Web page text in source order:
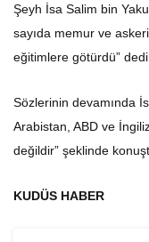
Şeyh İsa Salim bin
sayıda memur ve
eğitimlere götürdü” dedi.
Sözlerinin devamında
Arabistan, ABD ve
değildir” şeklinde
KUDÜS HABER